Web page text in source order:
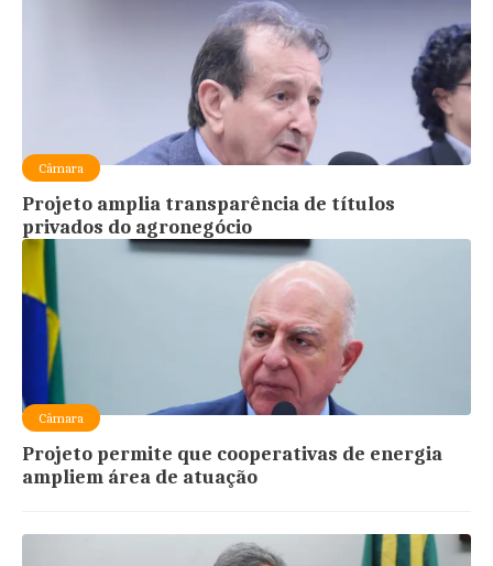
Câmara
Projeto amplia transparência de títulos
privados do agronegócio
Câmara
Projeto permite que cooperativas de energia
ampliem área de atuação